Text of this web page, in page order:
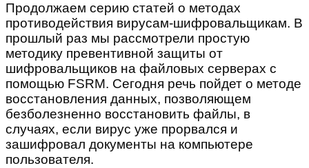
Продолжаем серию статей о методах
противодействия вирусам-шифровальщикам. В
прошлый раз мы рассмотрели простую
методику превентивной защиты от
шифровальщиков на файловых серверах с
помощью FSRM. Сегодня речь пойдет о методе
восстановления данных, позволяющем
безболезненно восстановить файлы, в
случаях, если вирус уже прорвался и
зашифровал документы на компьютере
пользователя.